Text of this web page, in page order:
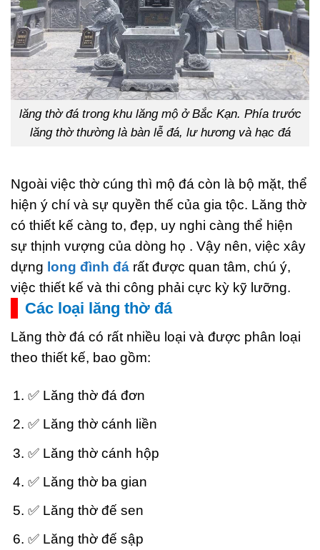
lăng thờ đá trong khu lăng mộ ở Bắc Kạn. Phía trước
lăng thờ thường là bàn lễ đá, lư hương và hạc đá
Ngoài việc thờ cúng thì mộ đá còn là bộ mặt, thể
hiện ý chí và sự quyền thế của gia tộc. Lăng thờ
có thiết kế càng to, đẹp, uy nghi càng thể hiện
sự thịnh vượng của dòng họ . Vậy nên, việc xây
dựng long đình đá rất được quan tâm, chú ý,
việc thiết kế và thi công phải cực kỳ kỹ lưỡng.
Các loại lăng thờ đá
Lăng thờ đá có rất nhiều loại và được phân loại
theo thiết kế, bao gồm:
✅ Lăng thờ đá đơn
✅ Lăng thờ cánh liền
✅ Lăng thờ cánh hộp
✅ Lăng thờ ba gian
✅ Lăng thờ đế sen
✅ Lăng thờ đế sập